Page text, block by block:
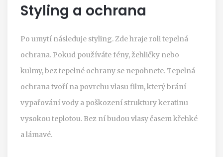
Styling a ochrana
Po umytí následuje styling. Zde hraje roli tepelná
ochrana. Pokud používáte fény, žehličky nebo
kulmy, bez tepelné ochrany se nepohnete. Tepelná
ochrana tvoří na povrchu vlasu film, který brání
vypařování vody a poškození struktury keratinu
vysokou teplotou. Bez ní budou vlasy časem křehké
a lámavé.